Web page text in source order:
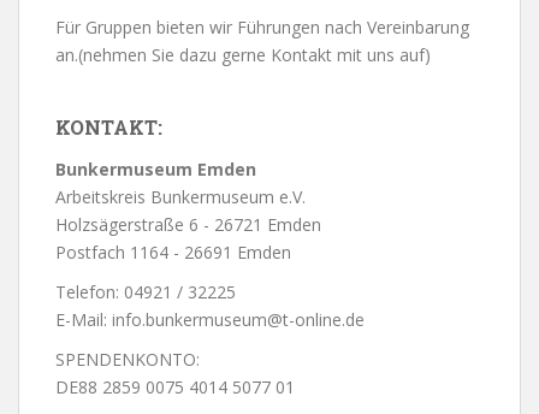
Für Gruppen bieten wir Führungen nach Vereinbarung
an.(nehmen Sie dazu gerne Kontakt mit uns auf)
KONTAKT:
Bunkermuseum Emden
Arbeitskreis Bunkermuseum e.V.
Holzsägerstraße 6 - 26721 Emden
Postfach 1164 - 26691 Emden
Telefon: 04921 / 32225
E-Mail: info.bunkermuseum@t-online.de
SPENDENKONTO:
DE88 2859 0075 4014 5077 01